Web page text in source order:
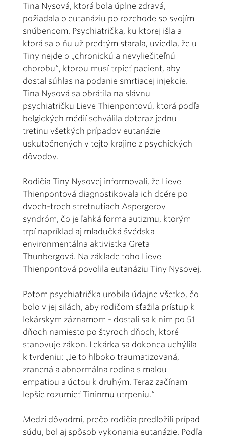
Tina Nysová, ktorá bola úplne zdravá,
požiadala o eutanáziu po rozchode so svojím
snúbencom. Psychiatrička, ku ktorej išla a
ktorá sa o ňu už predtým starala, uviedla, že u
Tiny nejde o „chronickú a nevyliečiteľnú
chorobu“, ktorou musí trpieť pacient, aby
dostal súhlas na podanie smrtiacej injekcie.
Tina Nysová sa obrátila na slávnu
psychiatričku Lieve Thienpontovú, ktorá podľa
belgických médií schválila doteraz jednu
tretinu všetkých prípadov eutanázie
uskutočnených v tejto krajine z psychických
dôvodov.
Rodičia Tiny Nysovej informovali, že Lieve
Thienpontová diagnostikovala ich dcére po
dvoch-troch stretnutiach Aspergerov
syndróm, čo je ľahká forma autizmu, ktorým
trpí napríklad aj mladučká švédska
environmentálna aktivistka Greta
Thunbergová. Na základe toho Lieve
Thienpontová povolila eutanáziu Tiny Nysovej.
Potom psychiatrička urobila údajne všetko, čo
bolo v jej silách, aby rodičom sťažila prístup k
lekárskym záznamom - dostali sa k nim po 51
dňoch namiesto po štyroch dňoch, ktoré
stanovuje zákon. Lekárka sa dokonca uchýlila
k tvrdeniu: „Je to hlboko traumatizovaná,
zranená a abnormálna rodina s malou
empatiou a úctou k druhým. Teraz začínam
lepšie rozumieť Tininmu utrpeniu.“
Medzi dôvodmi, prečo rodičia predložili prípad
súdu, bol aj spôsob vykonania eutanázie. Podľa